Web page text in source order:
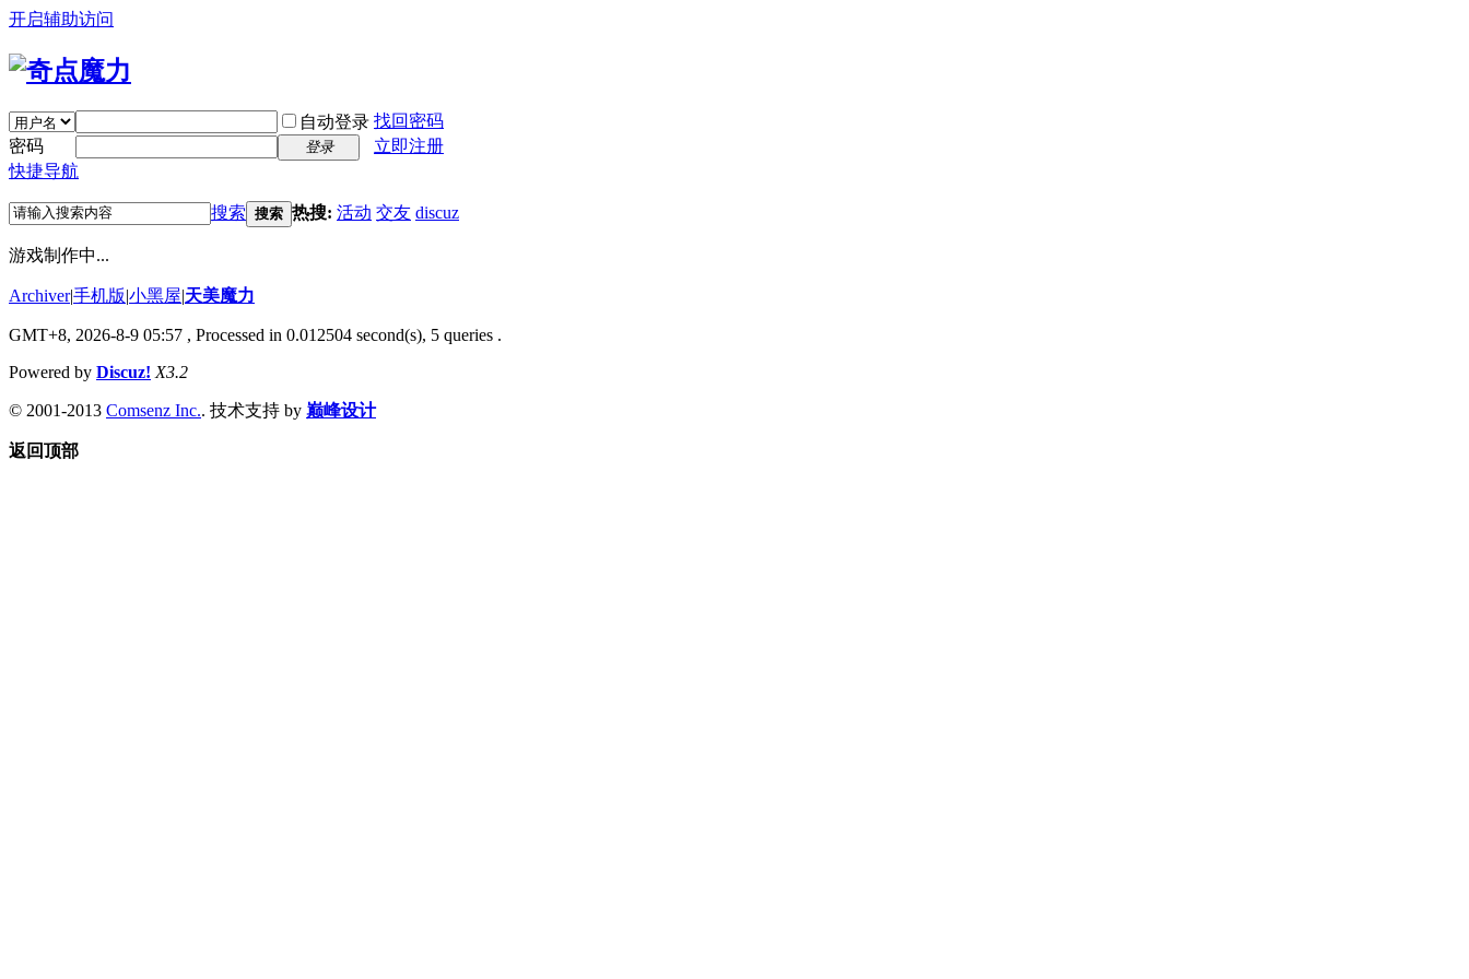
开启辅助访问
自动登录 找回密码
密码
登录
立即注册
快捷导航
搜索 搜索 热搜: 活动 交友 discuz
游戏制作中...
Archiver|手机版|小黑屋|天美魔力
GMT+8, 2026-8-9 05:57 , Processed in 0.012504 second(s), 5 queries .
Powered by Discuz! X3.2
© 2001-2013 Comsenz Inc.. 技术支持 by 巅峰设计
返回顶部